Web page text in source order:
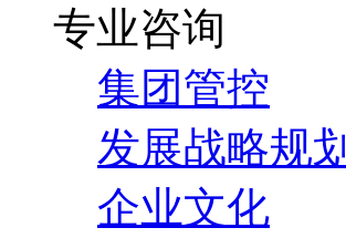
专业咨询
集团管控
发展战略规划
企业文化